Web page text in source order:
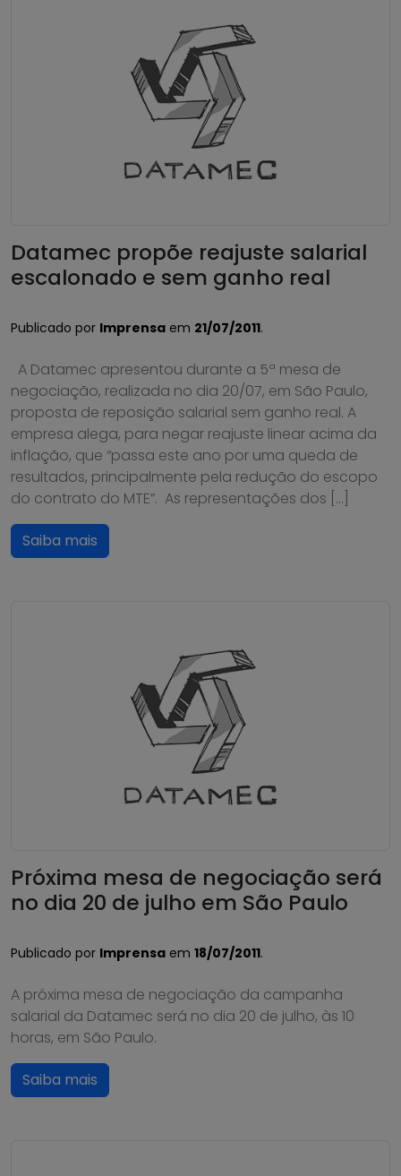
Datamec propõe reajuste salarial
escalonado e sem ganho real
Publicado por Imprensa em 21/07/2011.
A Datamec apresentou durante a 5ª mesa de
negociação, realizada no dia 20/07, em São Paulo,
proposta de reposição salarial sem ganho real. A
empresa alega, para negar reajuste linear acima da
inflação, que “passa este ano por uma queda de
resultados, principalmente pela redução do escopo
do contrato do MTE”. As representações dos […]
Saiba mais
Próxima mesa de negociação será
no dia 20 de julho em São Paulo
Publicado por Imprensa em 18/07/2011.
A próxima mesa de negociação da campanha
salarial da Datamec será no dia 20 de julho, às 10
horas, em São Paulo.
Saiba mais